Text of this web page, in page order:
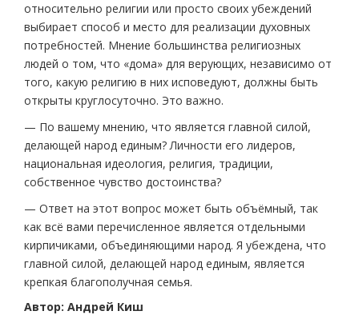
относительно религии или просто своих убеждений
выбирает способ и место для реализации духовных
потребностей. Мнение большинства религиозных
людей о том, что «дома» для верующих, независимо от
того, какую религию в них исповедуют, должны быть
открыты круглосуточно. Это важно.
— По вашему мнению, что является главной силой,
делающей народ единым? Личности его лидеров,
национальная идеология, религия, традиции,
собственное чувство достоинства?
— Ответ на этот вопрос может быть объёмный, так
как всё вами перечисленное является отдельными
кирпичиками, объединяющими народ. Я убеждена, что
главной силой, делающей народ единым, является
крепкая благополучная семья.
Автор: Андрей Киш